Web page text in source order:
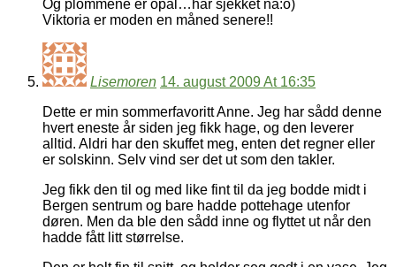
Og plommene er opal…har sjekket nå:o)
Viktoria er moden en måned senere!!
Lisemoren 14. august 2009 At 16:35
Dette er min sommerfavoritt Anne. Jeg har sådd denne
hvert eneste år siden jeg fikk hage, og den leverer
alltid. Aldri har den skuffet meg, enten det regner eller
er solskinn. Selv vind ser det ut som den takler.
Jeg fikk den til og med like fint til da jeg bodde midt i
Bergen sentrum og bare hadde pottehage utenfor
døren. Men da ble den sådd inne og flyttet ut når den
hadde fått litt størrelse.